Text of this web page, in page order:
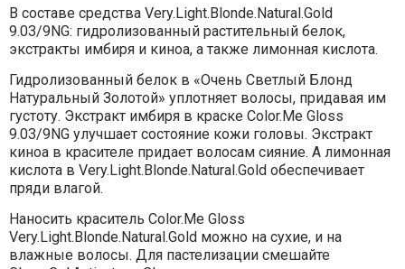
В составе средства Very.Light.Blonde.Natural.Gold
9.03/9NG: гидролизованный растительный белок,
экстракты имбиря и киноа, а также лимонная кислота.
Гидролизованный белок в «Очень Светлый Блонд
Натуральный Золотой» уплотняет волосы, придавая им
густоту. Экстракт имбиря в краске Color.Me Gloss
9.03/9NG улучшает состояние кожи головы. Экстракт
киноа в красителе придает волосам сияние. А лимонная
кислота в Very.Light.Blonde.Natural.Gold обеспечивает
пряди влагой.
Наносить краситель Color.Me Gloss
Very.Light.Blonde.Natural.Gold можно на сухие, и на
влажные волосы. Для пастелизации смешайте